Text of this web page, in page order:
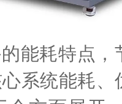
能耗特点，
系统能耗